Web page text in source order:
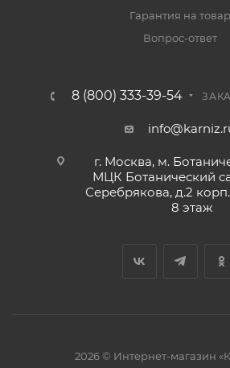
Гарантия на товар
Вопрос-ответ
8 (800) 333-39-54
г. Москва, м.
МЦК Ботанический
Серебрякова, д.2
8 этаж
2026 © Интернет-магазин